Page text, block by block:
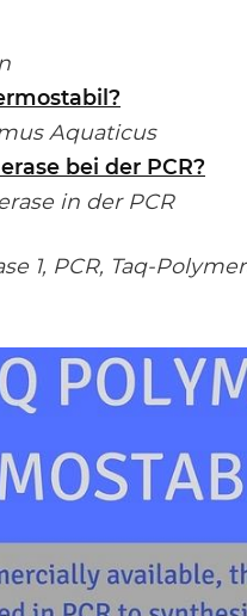
Aquaticus
bei der PCR?
in der PCR
1, PCR, Taq-